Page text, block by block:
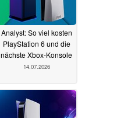
Analyst: So viel kosten
PlayStation 6 und die
nächste Xbox-Konsole
14.07.2026